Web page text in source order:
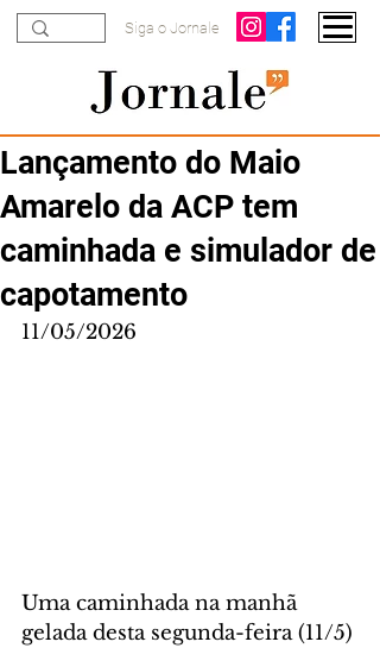
Siga o Jornale
Lançamento do Maio
Amarelo da ACP tem
caminhada e simulador de
capotamento
11/05/2026
Uma caminhada na manhã
gelada desta segunda-feira (11/5)